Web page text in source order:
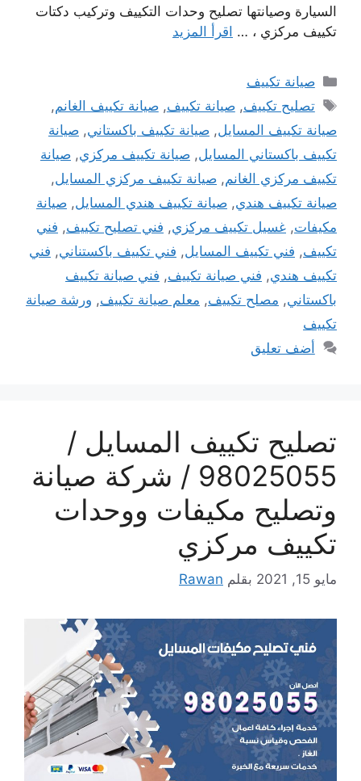
السيارة وصيانتها تصليح وحدات التكييف وتركيب دكتات
تكييف مركزي ، … اقرأ المزيد
التصنيفات
صيانة تكييف
الوسوم
تصليح تكييف,صيانة تكييف,صيانة تكييف الغانم,
صيانة تكييف المسايل, صيانة تكييف باكستاني, صيانة
تكييف باكستاني المسايل, صيانة تكييف مركزي, صيانة
تكييف مركزي الغانم, صيانة تكييف مركزي المسايل,
صيانة تكييف هندي, صيانة تكييف هندي المسايل, صيانة
مكيفات, غسيل تكييف مركزي, فني تصليح تكييف, فني
تكييف, فني تكييف المسايل, فني تكييف باكستناني, فني
تكييف هندي, فني صيانة تكييف, فني صيانة تكييف
باكستاني, مصلح تكييف, معلم صيانة تكييف, ورشة صيانة
تكييف
أضف تعليق
تصليح تكييف المسايل /
98025055 / شركة صيانة
وتصليح مكيفات ووحدات
تكييف مركزي
مايو 15, 2021 بقلم Rawan